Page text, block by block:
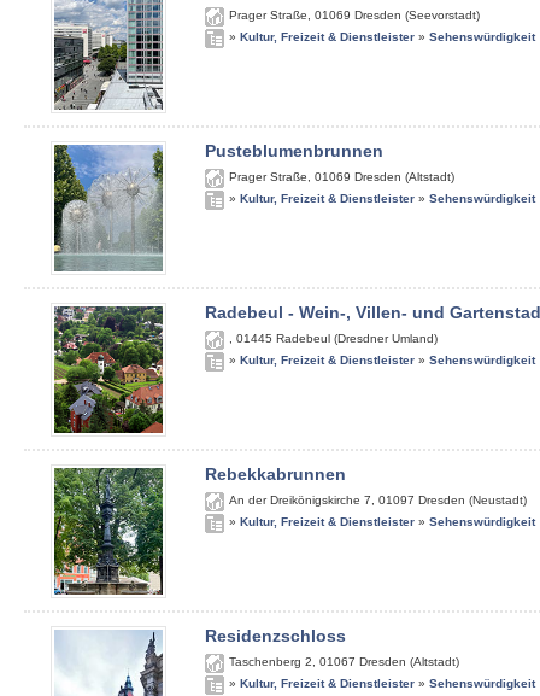
Prager Straße 01069 Dresden (Seevorstadt)
» Kultur, Freizeit & Dienstleister » Sehenswürdigkeit
Pusteblumenbrunnen
Prager Straße 01069 Dresden (Altstadt)
» Kultur, Freizeit & Dienstleister » Sehenswürdigkeit
Radebeul - Wein-, Villen- und
01445 Radebeul (Dresdner Umland)
» Kultur, Freizeit & Dienstleister » Sehenswürdigkeit
Rebekkabrunnen
An der Dreikönigskirche 7 01097 Dresden (Neustadt)
» Kultur, Freizeit & Dienstleister » Sehenswürdigkeit
Residenzschloss
Taschenberg 2 01067 Dresden (Altstadt)
» Kultur, Freizeit & Dienstleister » Sehenswürdigkeit